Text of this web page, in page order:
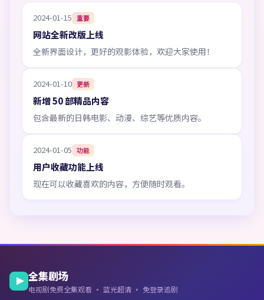
2024-01-15 重要
网站全新改版上线
全新界面设计，更好的观影体验，欢迎大家使用！
2024-01-10 更新
新增 50 部精品内容
包含最新的日韩电影、动漫、综艺等优质内容。
2024-01-05 功能
用户收藏功能上线
现在可以收藏喜欢的内容，方便随时观看。
全集剧场
电视剧免费全集观看 · 蓝光超清 · 免登录追剧